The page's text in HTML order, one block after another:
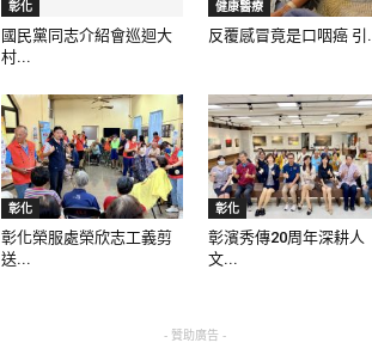
彰化
國民黨同志介紹會巡迴大
村...
健康醫療
反覆感冒竟是口咽癌 引
彰化
彰化榮服處榮欣志工義剪
送...
彰化
彰濱秀傳20周年深耕人
文...
- 贊助廣告 -